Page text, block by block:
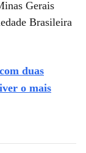
Gerais
Brasileira
duas
o mais